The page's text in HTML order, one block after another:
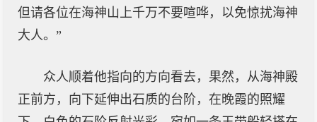
但请各位在海神山上千万不要喧哗，以免惊扰海神
大人。”
众人顺着他指向的方向看去，果然，从海神殿
正前方，向下延伸出石质的台阶，在晚霞的照耀